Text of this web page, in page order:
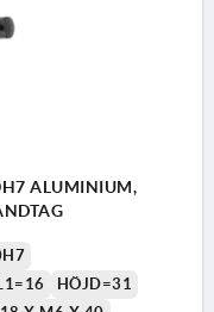
ALUMINIUM,
L1=16
HÖJD=31